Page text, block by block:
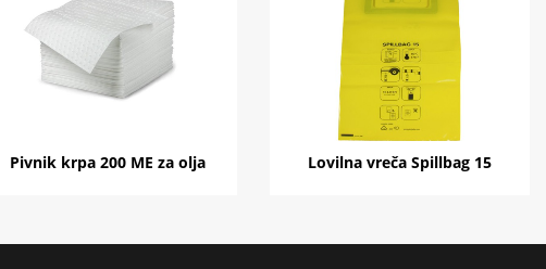
Pivnik krpa 200 ME za olja Lovilna vreča Spillbag 15